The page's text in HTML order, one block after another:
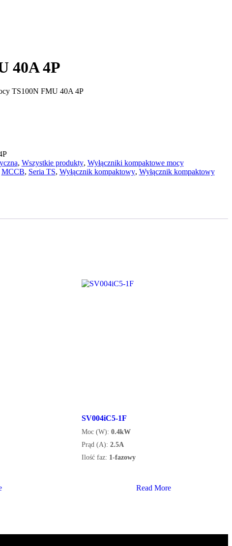
40A 4P
TS100N FMU 40A 4P
, Wszystkie produkty, Wyłączniki kompaktowe mocy
MCCB, Seria TS, Wyłącznik kompaktowy, Wyłącznik kompaktowy
SV004iC5-1F
Moc (W): 0.4kW
Prąd (A): 2.5A
Ilość faz: 1-fazowy
Read More